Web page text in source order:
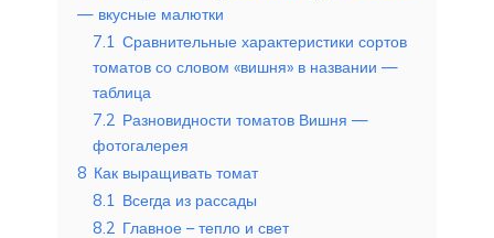
— вкусные малютки
7.1 Сравнительные характеристики сортов
томатов со словом «вишня» в названии —
таблица
7.2 Разновидности томатов Вишня —
фотогалерея
8 Как выращивать томат
8.1 Всегда из рассады
8.2 Главное – тепло и свет